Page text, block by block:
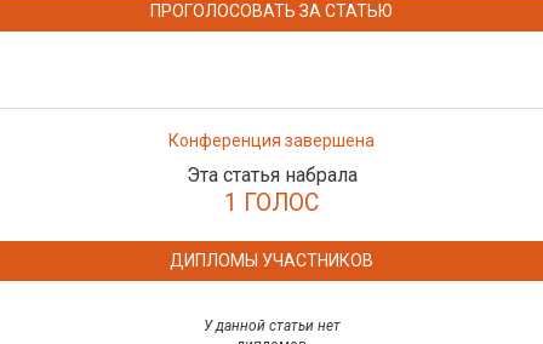
ПРОГОЛОСОВАТЬ ЗА СТАТЬЮ
Конференция завершена
Эта статья набрала
1 ГОЛОС
ДИПЛОМЫ УЧАСТНИКОВ
У данной статьи нет